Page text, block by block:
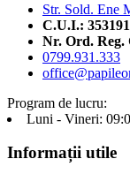
Str. Sold. Ene
C.U.I.:
Nr. Ord. Reg.
0799.931.333
Program de lucru:
Luni - Vineri:
Informații utile